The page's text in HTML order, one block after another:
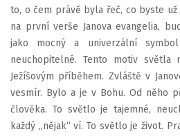
to, o čem právě byla řeč, co byste
na první verše Janova evangelia,
jako mocný a univerzální
neuchopitelné. Tento motiv světla
Ježíšovým příběhem. Zvláště v
vesmír. Bylo a je v Bohu. Od něho
člověka. To světlo je tajemné,
každý „nějak“ ví. To světlo je život.